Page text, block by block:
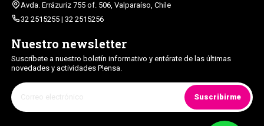
Avda. Errázuriz 755 of. 506, Valparaíso, Chile
32 2515255 | 32 2515256
Nuestro newsletter
Suscríbete a nuestro boletín informativo y entérate de las últimas
novedades y actividades P!ensa.
Suscribirme